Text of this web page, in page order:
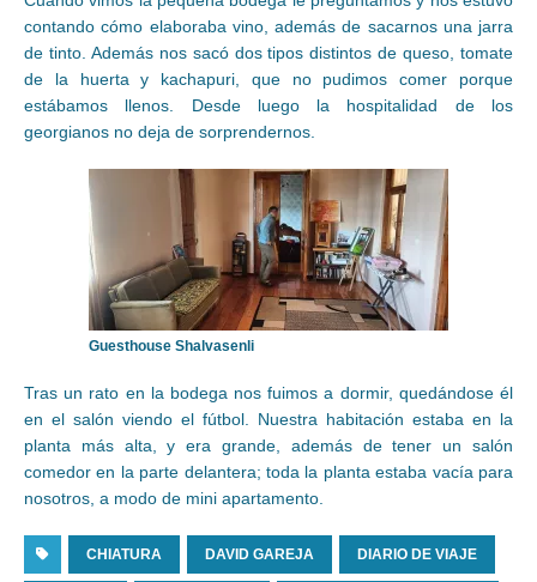
contando cómo elaboraba vino, además de sacarnos una jarra
de tinto. Además nos sacó dos tipos distintos de queso, tomate
de la huerta y kachapuri, que no pudimos comer porque
estábamos llenos. Desde luego la hospitalidad de los
georgianos no deja de sorprendernos.
Guesthouse Shalvasenli
Tras un rato en la bodega nos fuimos a dormir, quedándose él
en el salón viendo el fútbol. Nuestra habitación estaba en la
planta más alta, y era grande, además de tener un salón
comedor en la parte delantera; toda la planta estaba vacía para
nosotros, a modo de mini apartamento.
CHIATURA DAVID GAREJA DIARIO DE VIAJE